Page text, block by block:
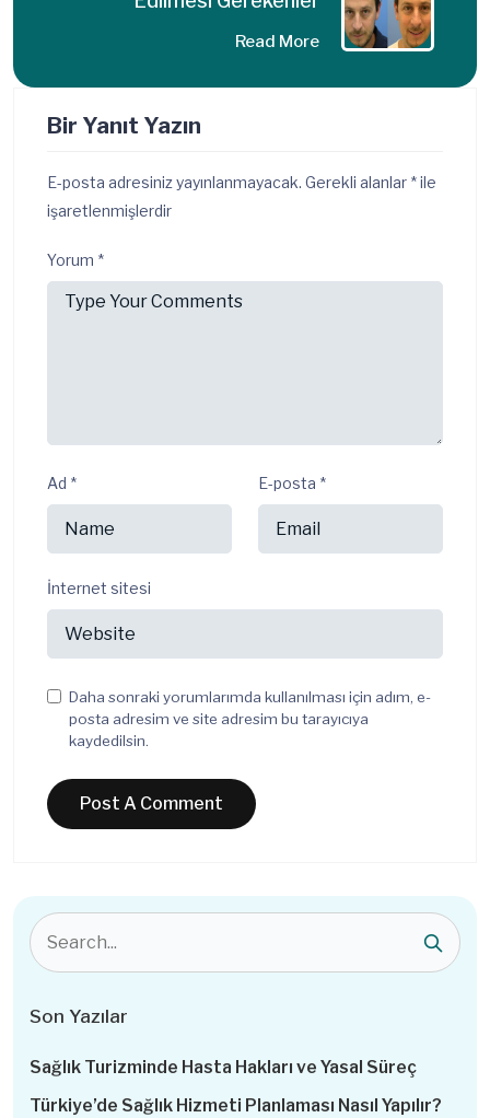
Read More
Bir Yanıt Yazın
E-posta adresiniz yayınlanmayacak. Gerekli alanlar *ile
işaretlenmişlerdir
Yorum *
Ad * E-posta *
İnternet sitesi
Daha sonraki yorumlarımda kullanılması için adım, e-
posta adresim ve site adresim bu tarayıcıya
kaydedilsin.
Son Yazılar
Sağlık Turizminde Hasta Hakları ve Yasal Süreç
Türkiye’de Sağlık Hizmeti Planlaması Nasıl Yapılır?